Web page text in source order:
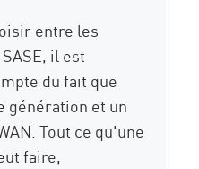
entre les
il est
du fait que
génération et un
Tout ce qu'une
faire,